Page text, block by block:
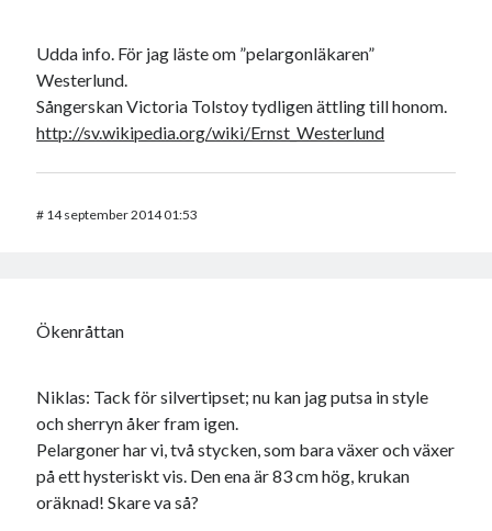
Udda info. För jag läste om ”pelargonläkaren”
Westerlund.
Sångerskan Victoria Tolstoy tydligen ättling till honom.
http://sv.wikipedia.org/wiki/Ernst_Westerlund
# 14 september 2014 01:53
Ökenråttan
Niklas: Tack för silvertipset; nu kan jag putsa in style
och sherryn åker fram igen.
Pelargoner har vi, två stycken, som bara växer och växer
på ett hysteriskt vis. Den ena är 83 cm hög, krukan
oräknad! Skare va så?